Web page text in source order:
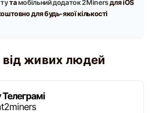
тамобільний додаток 2Minersдля iOS
для будь-якої кількості
живих людей